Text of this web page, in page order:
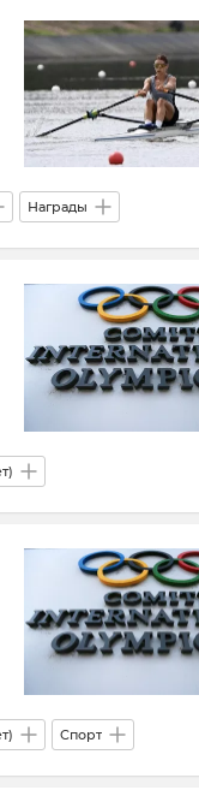
Награды
РФ
Спорт